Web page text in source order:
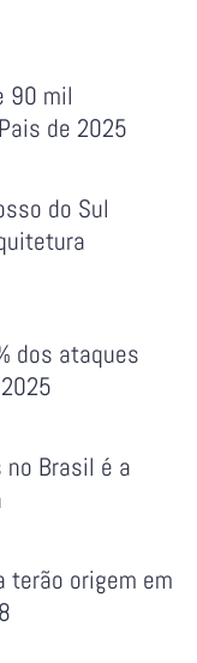
90 mil
de 2025
do Sul
dos ataques
no Brasil é a
terão origem em